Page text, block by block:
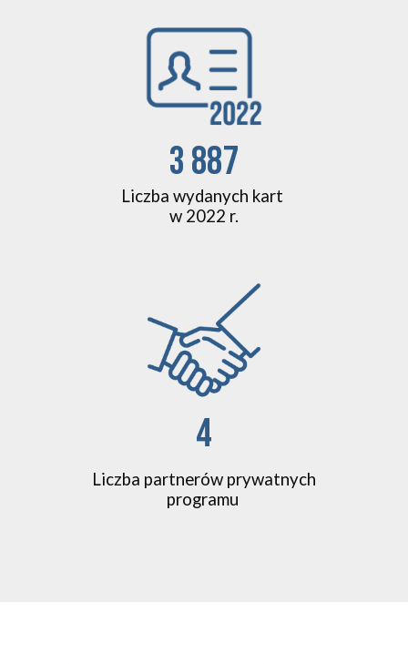
3 887
Liczba wydanych kart
w 2022 r.
4
Liczba partnerów prywatnych
programu